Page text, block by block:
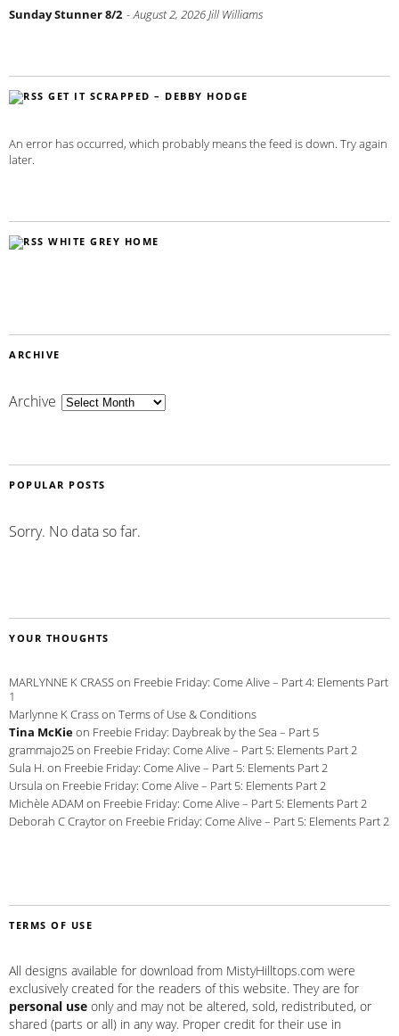
Sunday Stunner 8/2 August 2, 2026Jill Williams
GET IT SCRAPPED – DEBBY HODGE
An error has occurred, which probably means the feed is down. Try again
later.
WHITE GREY HOME
ARCHIVE
Archive
POPULAR POSTS
Sorry. No data so far.
YOUR THOUGHTS
MARLYNNE K CRASSon Freebie Friday: Come Alive – Part 4: Elements Part
1
Marlynne K Crasson Terms of Use & Conditions
Tina McKieon Freebie Friday: Daybreak by the Sea – Part 5
grammajo25on Freebie Friday: Come Alive – Part 5: Elements Part 2
Sula H. on Freebie Friday: Come Alive – Part 5: Elements Part 2
Ursula on Freebie Friday: Come Alive – Part 5: Elements Part 2
Michèle ADAM on Freebie Friday: Come Alive – Part 5: Elements Part 2
Deborah C Craytoron Freebie Friday: Come Alive – Part 5: Elements Part 2
TERMS OF USE
All designs available for download from MistyHilltops.com were
exclusively created for the readers of this website. They are for
personal use only and may not be altered, sold, redistributed, or
shared (parts or all) in any way. Proper credit for their use in